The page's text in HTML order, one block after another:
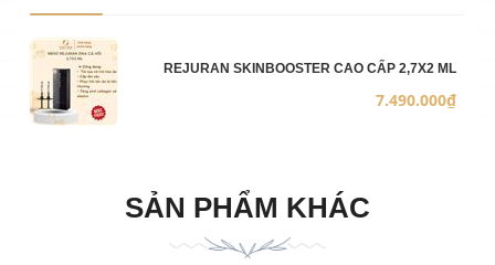
Ảnh sản phẩm
REJURAN SKINBOOSTER CAO CẤP 2,7X2 ML
7.490.000₫
SẢN PHẨM KHÁC